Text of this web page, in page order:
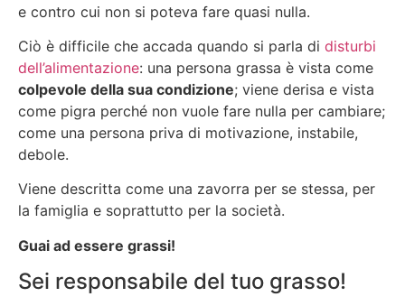
e contro cui non si poteva fare quasi nulla.
Ciò è difficile che accada quando si parla di disturbi
dell’alimentazione: una persona grassa è vista come
colpevole della sua condizione; viene derisa e vista
come pigra perché non vuole fare nulla per cambiare;
come una persona priva di motivazione, instabile,
debole.
Viene descritta come una zavorra per se stessa, per
la famiglia e soprattutto per la società.
Guai ad essere grassi!
Sei responsabile del tuo grasso!